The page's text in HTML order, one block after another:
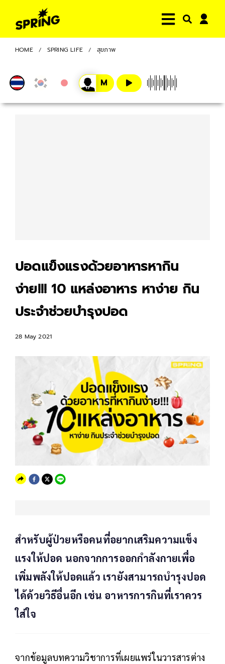
HOME SPRING LIFE สุขภาพ
ปอดแข็งแรงด้วยอาหารหากิน
ง่าย!!! 10 แหล่งอาหาร หาง่าย กิน
ประจำช่วยบำรุงปอด
28 May 2021
สำหรับผู้ป่วยหรือคนที่อยากเสริมความแข็ง
แรงให้ปอด นอกจากการออกกำลังกายเพื่อ
เพิ่มพลังให้ปอดแล้ว เรายังสามารถบำรุงปอด
ได้ด้วยวิธีอื่นอีก เช่น อาหารการกินที่เราควร
ใส่ใจ
จากข้อมูลบทความวิชาการที่เผยแพร่ในวารสารต่าง